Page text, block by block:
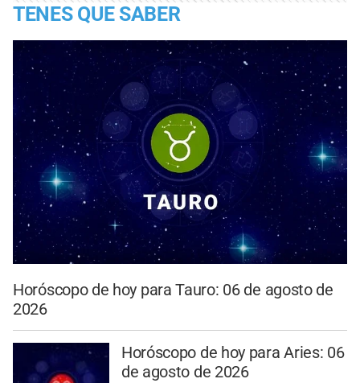
TENES QUE SABER
Horóscopo de hoy para Tauro: 06 de agosto de
2026
Horóscopo de hoy para Aries: 06
de agosto de 2026